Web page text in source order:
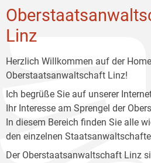
Linz
Herzlich Willkommen auf der
Oberstaatsanwaltschaft Linz!
Ich begrüße Sie auf unserer
Ihr Interesse am Sprengel der
In diesem Bereich finden Sie alle
den einzelnen
Der Oberstaatsanwaltschaft Linz